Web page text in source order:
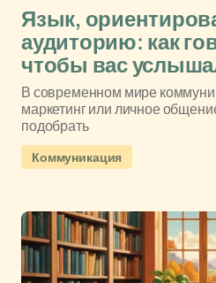
Язык,
аудиторию: как
чтобы вас
В современном мире
маркетинг или личное
подобрать
Коммуникация